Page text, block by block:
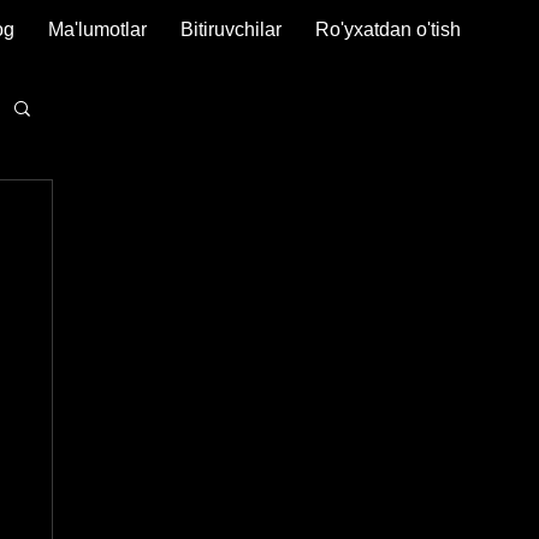
Ma'lumotlar Bitiruvchilar Ro'yxatdan o'tish